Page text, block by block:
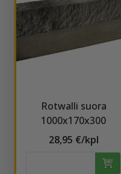
Rotwalli suora
1000x170x300
28,95 €/kpl